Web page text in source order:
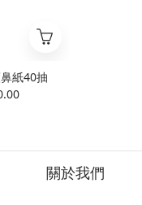
紙40抽
關於我們